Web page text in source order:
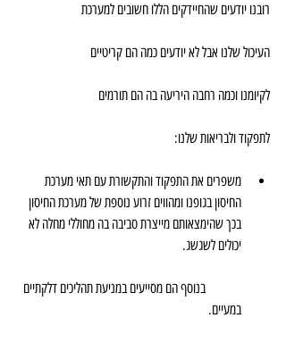
רובנו יודעים שהחיידקים הללו חשובים למערכת
העיכול שלנו אבל לא יודעים כמה הם קריטיים
לקיומנו וכמה רחבה היריעה בה הם תורמים
לתפקוד ולבריאות שלנו:
משפרים את התפקוד והתקשורת עם תאי מערכת
החיסון בגופנו ומהווים זרוע נוספת של מערכת החיסון
בכך שהימצאותם מייצרת סביבה בה מחוללי מחלה לא
יכולים לשגשג.
	בנוסף הם מסייעים במניעת תהליכים דלקתיים
במעיים.